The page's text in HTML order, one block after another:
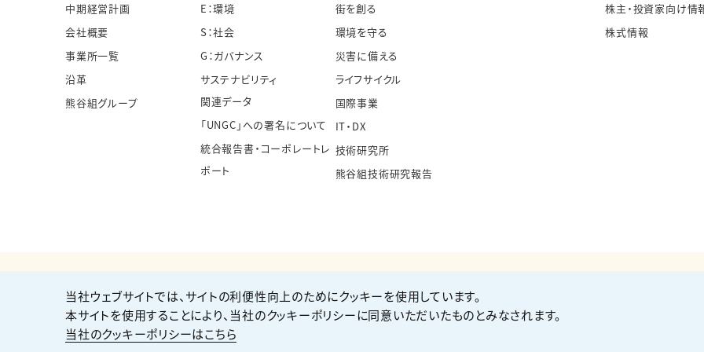
中期経営計画
会社概要
事業所一覧
沿革
熊谷組グループ
E：環境
S：社会
G：ガバナンス
サステナビリティ
関連データ
「UNGC」への署名について
統合報告書・コーポレートレ
ポート
街を創る
環境を守る
災害に備える
ライフサイクル
国際事業
IT・DX
技術研究所
熊谷組技術研究報告
株主・投資家向け情
株式情報
個人情報保護方針 サイト利用規約 サイトマップ お問い合わせ
当社ウェブサイトでは、サイトの利便性向上のためにクッキーを使用しています。
本サイトを使用することにより、当社のクッキーポリシーに同意いただいたものとみなされます。
当社のクッキーポリシーはこちら